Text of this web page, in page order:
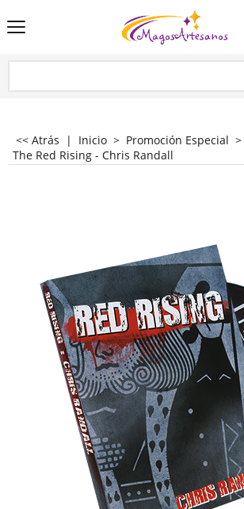
<< Atrás | Inicio > Promoción Especial >
The Red Rising - Chris Randall